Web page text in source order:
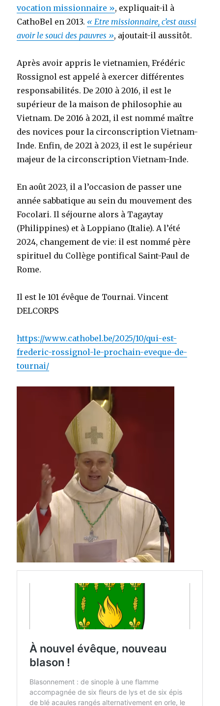
vocation missionnaire », expliquait-il à
CathoBel en 2013. « Etre missionnaire, c’est aussi
avoir le souci des pauvres », ajoutait-il aussitôt.
Après avoir appris le vietnamien, Frédéric
Rossignol est appelé à exercer différentes
responsabilités. De 2010 à 2016, il est le
supérieur de la maison de philosophie au
Vietnam. De 2016 à 2021, il est nommé maître
des novices pour la circonscription Vietnam-
Inde. Enfin, de 2021 à 2023, il est le supérieur
majeur de la circonscription Vietnam-Inde.
En août 2023, il a l’occasion de passer une
année sabbatique au sein du mouvement des
Focolari. Il séjourne alors à Tagaytay
(Philippines) et à Loppiano (Italie). A l’été
2024, changement de vie: il est nommé père
spirituel du Collège pontifical Saint-Paul de
Rome.
Il est le 101 évêque de Tournai. Vincent
DELCORPS
https://www.cathobel.be/2025/10/qui-est-
frederic-rossignol-le-prochain-eveque-de-
tournai/